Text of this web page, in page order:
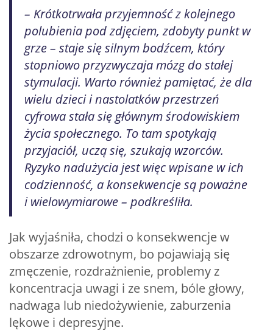
– Krótkotrwała przyjemność z kolejnego
polubienia pod zdjęciem, zdobyty punkt w
grze – staje się silnym bodźcem, który
stopniowo przyzwyczaja mózg do stałej
stymulacji. Warto również pamiętać, że dla
wielu dzieci i nastolatków przestrzeń
cyfrowa stała się głównym środowiskiem
życia społecznego. To tam spotykają
przyjaciół, uczą się, szukają wzorców.
Ryzyko nadużycia jest więc wpisane w ich
codzienność, a konsekwencje są poważne
i wielowymiarowe – podkreśliła.
Jak wyjaśniła, chodzi o konsekwencje w
obszarze zdrowotnym, bo pojawiają się
zmęczenie, rozdrażnienie, problemy z
koncentracja uwagi i ze snem, bóle głowy,
nadwaga lub niedożywienie, zaburzenia
lękowe i depresyjne.